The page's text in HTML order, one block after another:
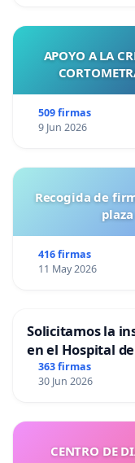
APOYO A LA
509 firmas
9 Jun 2026
Recogida de
416 firmas
11 May 2026
Solicitamos la
en el Hospital
363 firmas
30 Jun 2026
CENTRO DE